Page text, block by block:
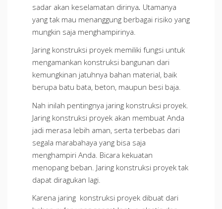
sadar akan keselamatan dirinya. Utamanya
yang tak mau menanggung berbagai risiko yang
mungkin saja menghampirinya.
Jaring konstruksi proyek memiliki fungsi untuk
mengamankan konstruksi bangunan dari
kemungkinan jatuhnya bahan material, baik
berupa batu bata, beton, maupun besi baja.
Nah inilah pentingnya jaring konstruksi proyek.
Jaring konstruksi proyek akan membuat Anda
jadi merasa lebih aman, serta terbebas dari
segala marabahaya yang bisa saja
menghampiri Anda. Bicara kekuatan
menopang beban. Jaring konstruksi proyek tak
dapat diragukan lagi.
Karena jaring konstruksi proyek dibuat dari